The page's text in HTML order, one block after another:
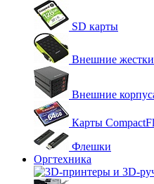
SD карты
Внешние
Внешние
Карты
Флешки
Оргтехника